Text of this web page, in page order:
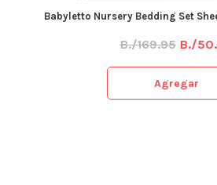
Babyletto Nursery Bedding Set
B./169.95 B./
Agregar